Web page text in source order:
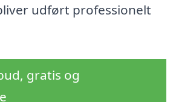
udført professionelt
gratis og